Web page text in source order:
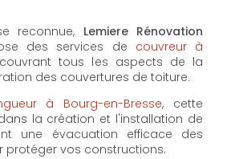
reconnue, Lemiere Rénovation
des services de couvreur à
tous les aspects de la
des couvertures de toiture.
à Bourg-en-Bresse, cette
la création et l'installation de
une évacuation efficace des
protéger vos constructions.